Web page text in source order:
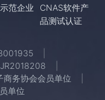
范企业
CNAS软件产
品测试认证
商务协会会员单位
单位